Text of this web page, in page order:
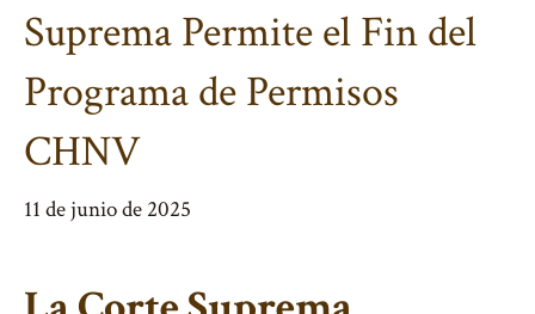
Suprema Permite el Fin del
Programa de Permisos
CHNV
11 de junio de 2025